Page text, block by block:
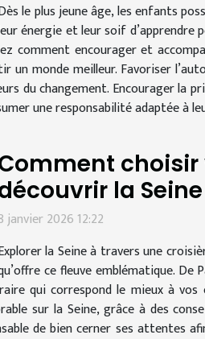
le plus jeune âge, les enfants
énergie et leur soif d’apprendre
comment encourager et
monde meilleur. Favoriser
du changement. Encourager la
une responsabilité adaptée à
la Seine
janvier 2026 12:22
la Seine à travers une
ce fleuve emblématique. De
qui correspond le mieux à
sur la Seine, grâce à des
de bien cerner ses attentes